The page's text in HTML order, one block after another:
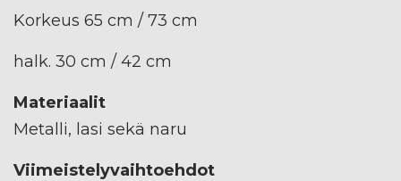
Korkeus 65 cm / 73 cm
halk. 30 cm / 42 cm
Materiaalit
Metalli, lasi sekä naru
Viimeistelyvaihtoehdot